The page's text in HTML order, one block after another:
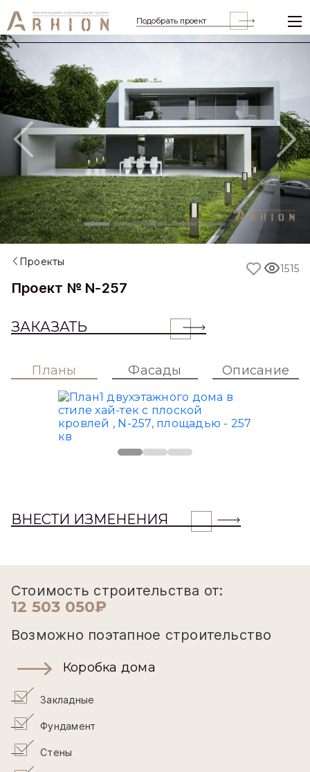
Подобрать проект
Previous
Проекты
Проект № N-257
ЗАКАЗАТЬ
1515
Планы Фасады Описание
ВНЕСТИ ИЗМЕНЕНИЯ
Стоимость строительства от:
12 503 050₽
Возможно поэтапное строительство
Коробка дома
Закладные
Фундамент
Стены